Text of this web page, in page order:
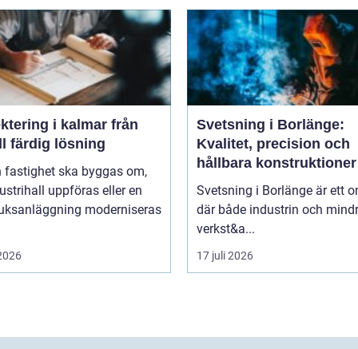
i kalmar från
färdig lösning
fastighet ska byggas om,
uppföras eller en
moderniseras
Svetsning i Borlänge:
Kvalitet, precision och
hållbara konstruktioner
Svetsning i Borlänge är ett
där både industrin och
verkst&a...
17 juli 2026